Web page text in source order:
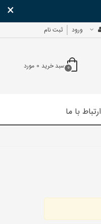
×
ورود ثبت نام
0سبد خرید 0 مورد
ارتباط با ما